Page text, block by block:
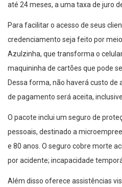
até 24 meses, a uma taxa de juro
Para facilitar o acesso de seus
credenciamento seja feito por
Azulzinha, que transforma o
maquininha de cartões que pode
Dessa forma, não haverá custo de
de pagamento será aceita,
O pacote inclui um seguro de
pessoais, destinado a
e 80 anos. O seguro cobre morte
por acidente; incapacidade
Além disso oferece assistências